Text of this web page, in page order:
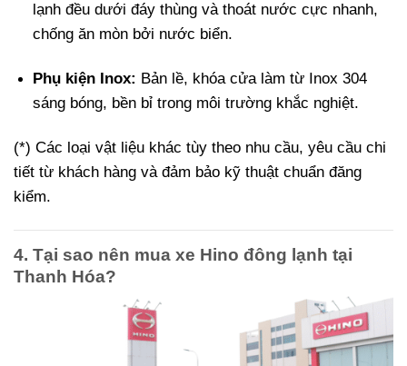
lạnh đều dưới đáy thùng và thoát nước cực nhanh,
chống ăn mòn bởi nước biển.
Phụ kiện Inox: Bản lề, khóa cửa làm từ Inox 304
sáng bóng, bền bỉ trong môi trường khắc nghiệt.
(*) Các loại vật liệu khác tùy theo nhu cầu, yêu cầu chi
tiết từ khách hàng và đảm bảo kỹ thuật chuẩn đăng
kiểm.
4. Tại sao nên mua xe Hino đông lạnh tại
Thanh Hóa?